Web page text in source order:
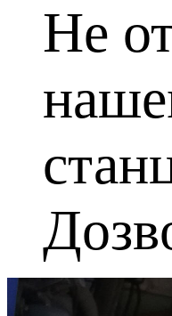
Не